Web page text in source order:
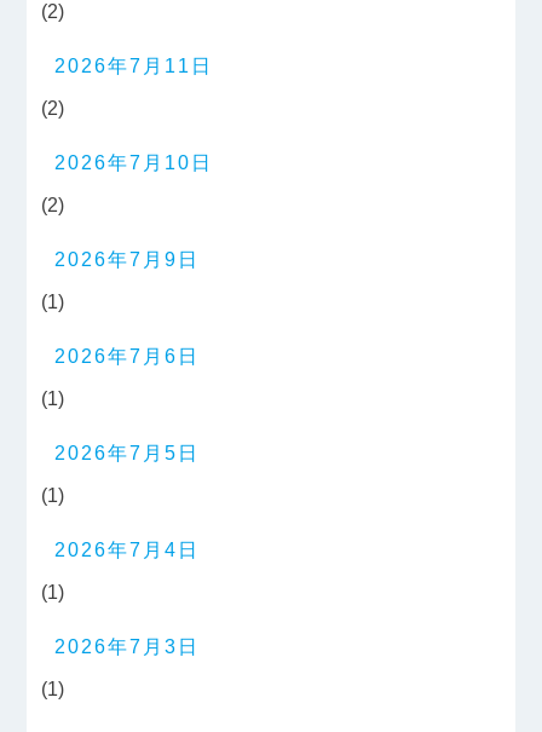
(2)
2026年7月11日
(2)
2026年7月10日
(2)
2026年7月9日
(1)
2026年7月6日
(1)
2026年7月5日
(1)
2026年7月4日
(1)
2026年7月3日
(1)